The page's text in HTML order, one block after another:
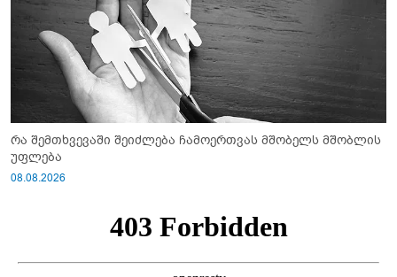
რა შემთხვევაში შეიძლება ჩამოერთვას მშობელს მშობლის
უფლება
08.08.2026